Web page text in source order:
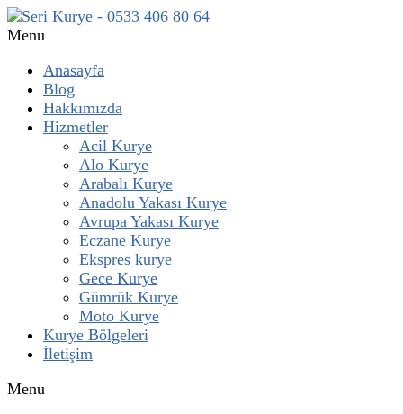
Menu
Anasayfa
Blog
Hakkımızda
Hizmetler
Acil Kurye
Alo Kurye
Arabalı Kurye
Anadolu Yakası Kurye
Avrupa Yakası Kurye
Eczane Kurye
Ekspres kurye
Gece Kurye
Gümrük Kurye
Moto Kurye
Kurye Bölgeleri
İletişim
Menu